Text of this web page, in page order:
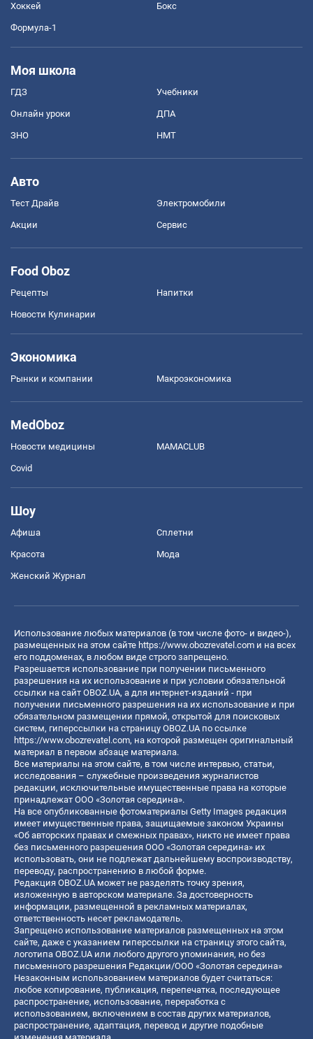
Хоккей Бокс
Формула-1
Моя школа
ГДЗ Учебники
Онлайн уроки ДПА
ЗНО НМТ
Авто
Тест Драйв Электромобили
Акции Сервис
Food Oboz
Рецепты Напитки
Новости Кулинарии
Экономика
Рынки и компании Mакроэкономика
MedOboz
Новости медицины MAMACLUB
Covid
Шоу
Афиша Сплетни
Красота Мода
Женский Журнал
Использование любых материалов (в том числе фото- и видео-),
размещенных на этом сайте https://www.obozrevatel.com и на всех
его поддоменах, в любом виде строго запрещено.
Разрешается использование при получении письменного
разрешения на их использование и при условии обязательной
ссылки на сайт OBOZ.UA, а для интернет-изданий - при
получении письменного разрешения на их использование и при
обязательном размещении прямой, открытой для поисковых
систем, гиперссылки на страницу OBOZ.UA по ссылке
https://www.obozrevatel.com, на которой размещен оригинальный
материал в первом абзаце материала.
Все материалы на этом сайте, в том числе интервью, статьи,
исследования – служебные произведения журналистов
редакции, исключительные имущественные права на которые
принадлежат ООО «Золотая середина».
На все опубликованные фотоматериалы Getty Images редакция
имеет имущественные права, защищаемые законом Украины
«Об авторских правах и смежных правах», никто не имеет права
без письменного разрешения ООО «Золотая середина» их
использовать, они не подлежат дальнейшему воспроизводству,
переводу, распространению в любой форме.
Редакция OBOZ.UA может не разделять точку зрения,
изложенную в авторском материале. За достоверность
информации, размещенной в рекламных материалах,
ответственность несет рекламодатель.
Запрещено использование материалов размещенных на этом
сайте, даже с указанием гиперссылки на страницу этого сайта,
логотипа OBOZ.UA или любого другого упоминания, но без
письменного разрешения Редакции/ООО «Золотая середина»
Незаконным использованием материалов будет считаться:
любое копирование, публикация, перепечатка, последующее
распространение, использование, переработка с
использованием, включением в состав других материалов,
распространение, адаптация, перевод и другие подобные